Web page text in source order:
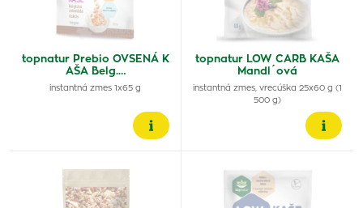
topnatur Prebio OVSENÁ K
AŠA Belg.…
instantná zmes 1x65 g
topnatur LOW CARB KAŠA
Mandl´ová
instantná zmes, vrecúška 25x60 g (1
500 g)